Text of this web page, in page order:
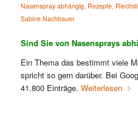
Nasenspray abhängig, Rezepte,
Sabine Nachbauer
Sind Sie von Nasensprays
Ein Thema das bestimmt viele
spricht so gern darüber. Bei
41.800 Einträge. Weiterlesen